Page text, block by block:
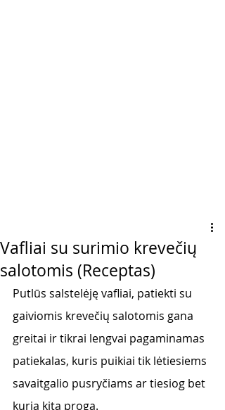
Vafliai su surimio krevečių
salotomis (Receptas)
Putlūs salstelėję vafliai, patiekti su
gaiviomis krevečių salotomis gana
greitai ir tikrai lengvai pagaminamas
patiekalas, kuris puikiai tik lėtiesiems
savaitgalio pusryčiams ar tiesiog bet
kuria kita proga.